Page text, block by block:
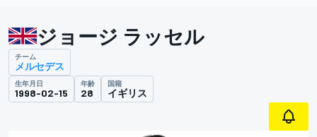
ジョージ ラッセル
チーム
メルセデス
生年月日
1998-02-15
年齢
28
国籍
イギリス